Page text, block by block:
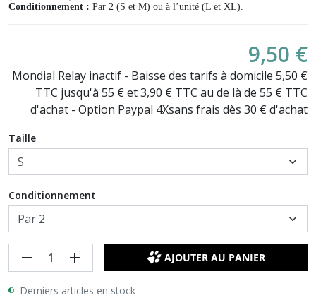
Conditionnement : Par 2 (S et M) ou à l’unité (L et XL).
9,50 €
Mondial Relay inactif - Baisse des tarifs à domicile 5,50 €
TTC jusqu'à 55 € et 3,90 € TTC au de là de 55 € TTC
d'achat - Option Paypal 4Xsans frais dès 30 € d'achat
Taille
Conditionnement
remove add AJOUTER AU PANIER
Derniers articles en stock